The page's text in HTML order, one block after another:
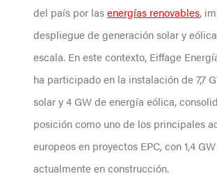
del país por lasenergías renovables,
despliegue de generación solar y
escala. En este contexto, Eiffage
ha participado en la instalación de 7,7
solar y 4 GW de energía eólica,
posición como uno de los principales
europeos en proyectos EPC, con 1,4
actualmente en construcción.